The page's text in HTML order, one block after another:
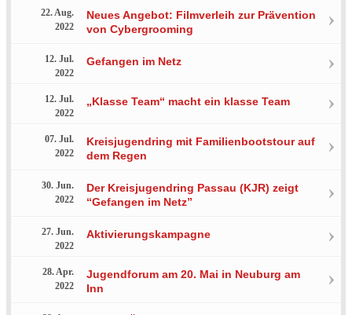
22. Aug.
2022
Neues Angebot: Filmverleih zur Prävention
von Cybergrooming
12. Jul.
2022
Gefangen im Netz
12. Jul.
2022
„Klasse Team“ macht ein klasse Team
07. Jul.
2022
Kreisjugendring mit Familienbootstour auf
dem Regen
30. Jun.
2022
Der Kreisjugendring Passau (KJR) zeigt
“Gefangen im Netz”
27. Jun.
2022
Aktivierungskampagne
28. Apr.
2022
Jugendforum am 20. Mai in Neuburg am
Inn